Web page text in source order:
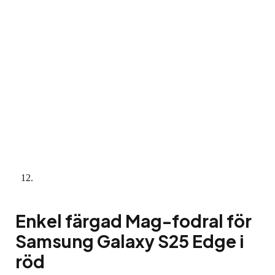
Enkel färgad Mag-fodral för
Samsung Galaxy S25 Edge i
röd